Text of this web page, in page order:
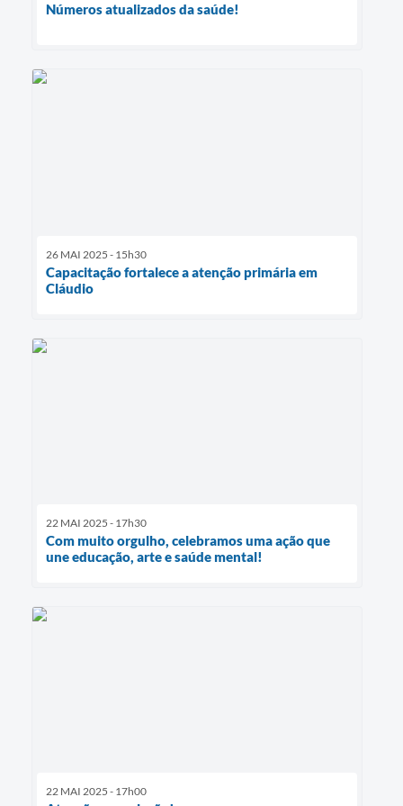
Números atualizados da saúde!
26 MAI 2025 - 15h30
Capacitação fortalece a atenção primária em
Cláudio
22 MAI 2025 - 17h30
Com muito orgulho, celebramos uma ação que
une educação, arte e saúde mental!
22 MAI 2025 - 17h00